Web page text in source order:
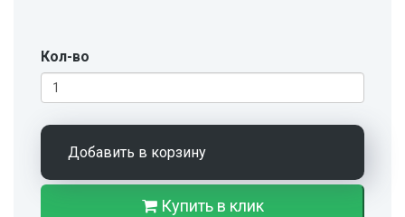
Кол-во
Добавить в корзину
Купить в клик